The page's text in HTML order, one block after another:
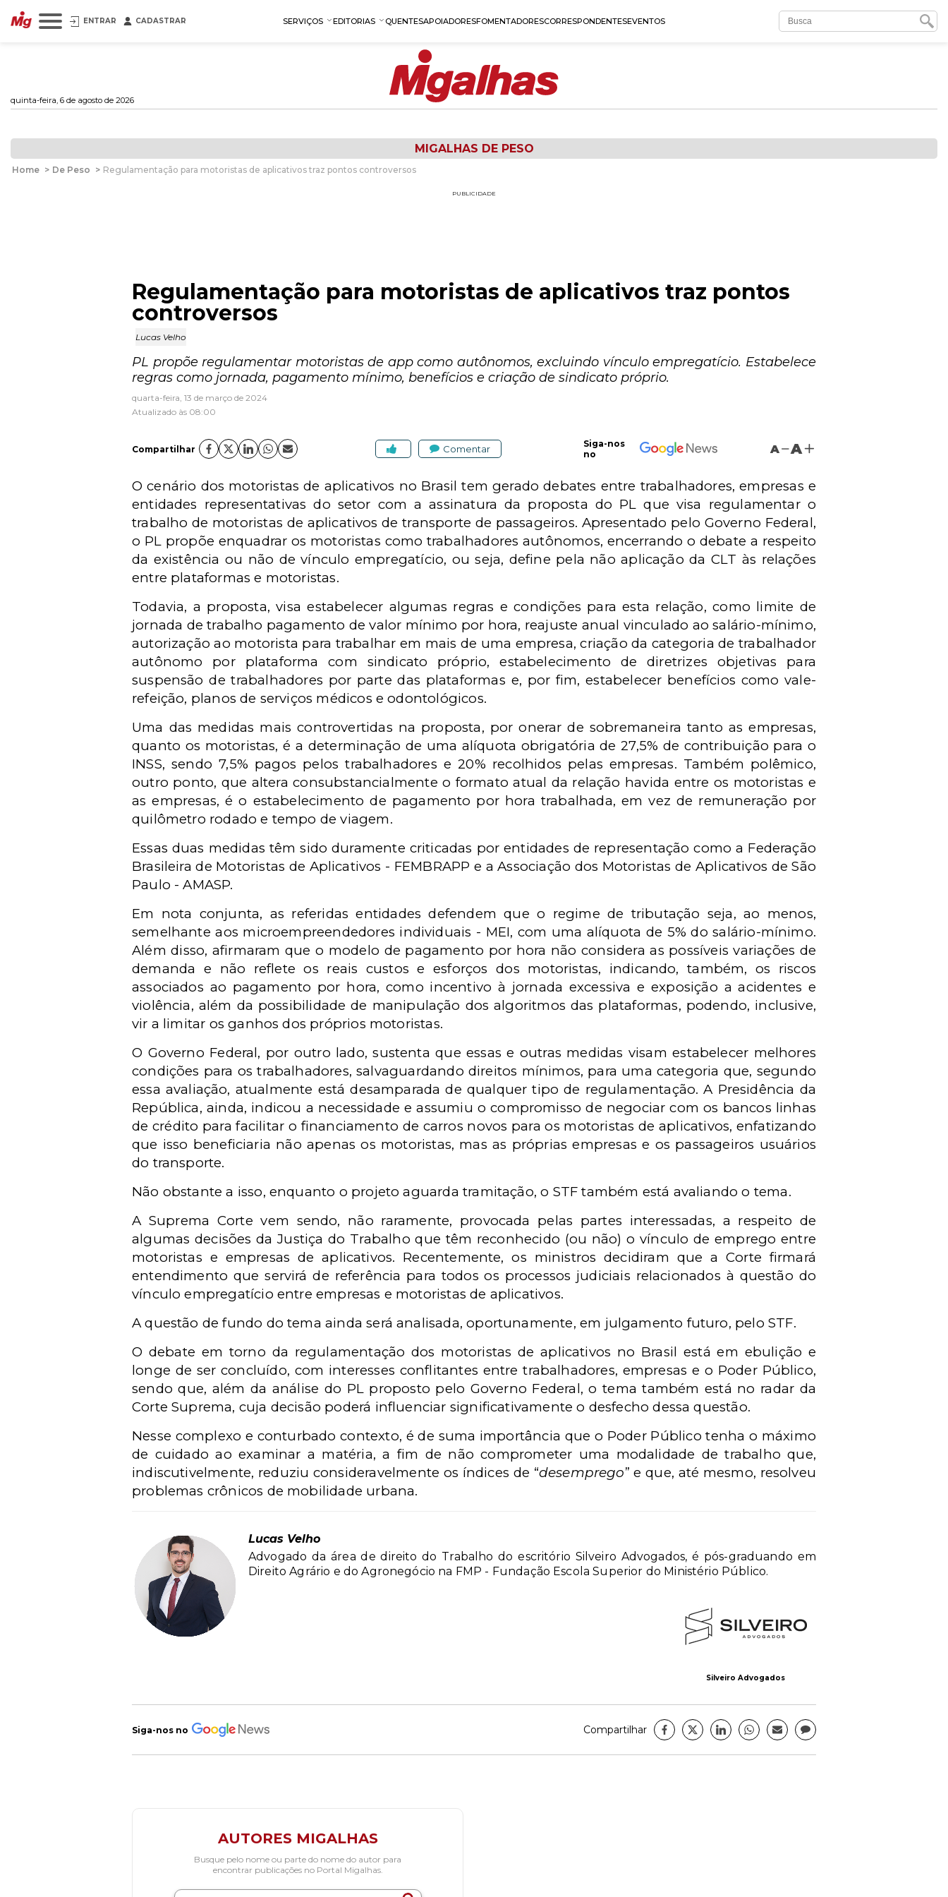
ENTRAR CADASTRAR SERVIÇOS EDITORIAS QUENTESAPOIADORESFOMENTADORESCORRESPONDENTESEVENTOS
quinta-feira, 6 de agosto de 2026
MIGALHAS DE PESO
Home > De Peso > Regulamentação para motoristas de aplicativos traz pontos controversos
PUBLICIDADE
Regulamentação para motoristas de aplicativos traz pontos
controversos
Lucas Velho
PL propõe regulamentar motoristas de app como autônomos, excluindo vínculo empregatício. Estabelece
regras como jornada, pagamento mínimo, benefícios e criação de sindicato próprio.
quarta-feira, 13 de março de 2024
Atualizado às 08:00
Compartilhar Comentar
Siga-nos
no
A A
O cenário dos motoristas de aplicativos no Brasil tem gerado debates entre trabalhadores, empresas e
entidades representativas do setor com a assinatura da proposta do PL que visa regulamentar o
trabalho de motoristas de aplicativos de transporte de passageiros. Apresentado pelo Governo Federal,
o PL propõe enquadrar os motoristas como trabalhadores autônomos, encerrando o debate a respeito
da existência ou não de vínculo empregatício, ou seja, define pela não aplicação da CLT às relações
entre plataformas e motoristas.
Todavia, a proposta, visa estabelecer algumas regras e condições para esta relação, como limite de
jornada de trabalho pagamento de valor mínimo por hora, reajuste anual vinculado ao salário-mínimo,
autorização ao motorista para trabalhar em mais de uma empresa, criação da categoria de trabalhador
autônomo por plataforma com sindicato próprio, estabelecimento de diretrizes objetivas para
suspensão de trabalhadores por parte das plataformas e, por fim, estabelecer benefícios como vale-
refeição, planos de serviços médicos e odontológicos.
Uma das medidas mais controvertidas na proposta, por onerar de sobremaneira tanto as empresas,
quanto os motoristas, é a determinação de uma alíquota obrigatória de 27,5% de contribuição para o
INSS, sendo 7,5% pagos pelos trabalhadores e 20% recolhidos pelas empresas. Também polêmico,
outro ponto, que altera consubstancialmente o formato atual da relação havida entre os motoristas e
as empresas, é o estabelecimento de pagamento por hora trabalhada, em vez de remuneração por
quilômetro rodado e tempo de viagem.
Essas duas medidas têm sido duramente criticadas por entidades de representação como a Federação
Brasileira de Motoristas de Aplicativos - FEMBRAPP e a Associação dos Motoristas de Aplicativos de São
Paulo - AMASP.
Em nota conjunta, as referidas entidades defendem que o regime de tributação seja, ao menos,
semelhante aos microempreendedores individuais - MEI, com uma alíquota de 5% do salário-mínimo.
Além disso, afirmaram que o modelo de pagamento por hora não considera as possíveis variações de
demanda e não reflete os reais custos e esforços dos motoristas, indicando, também, os riscos
associados ao pagamento por hora, como incentivo à jornada excessiva e exposição a acidentes e
violência, além da possibilidade de manipulação dos algoritmos das plataformas, podendo, inclusive,
vir a limitar os ganhos dos próprios motoristas.
O Governo Federal, por outro lado, sustenta que essas e outras medidas visam estabelecer melhores
condições para os trabalhadores, salvaguardando direitos mínimos, para uma categoria que, segundo
essa avaliação, atualmente está desamparada de qualquer tipo de regulamentação. A Presidência da
República, ainda, indicou a necessidade e assumiu o compromisso de negociar com os bancos linhas
de crédito para facilitar o financiamento de carros novos para os motoristas de aplicativos, enfatizando
que isso beneficiaria não apenas os motoristas, mas as próprias empresas e os passageiros usuários
do transporte.
Não obstante a isso, enquanto o projeto aguarda tramitação, o STF também está avaliando o tema.
A Suprema Corte vem sendo, não raramente, provocada pelas partes interessadas, a respeito de
algumas decisões da Justiça do Trabalho que têm reconhecido (ou não) o vínculo de emprego entre
motoristas e empresas de aplicativos. Recentemente, os ministros decidiram que a Corte firmará
entendimento que servirá de referência para todos os processos judiciais relacionados à questão do
vínculo empregatício entre empresas e motoristas de aplicativos.
A questão de fundo do tema ainda será analisada, oportunamente, em julgamento futuro, pelo STF.
O debate em torno da regulamentação dos motoristas de aplicativos no Brasil está em ebulição e
longe de ser concluído, com interesses conflitantes entre trabalhadores, empresas e o Poder Público,
sendo que, além da análise do PL proposto pelo Governo Federal, o tema também está no radar da
Corte Suprema, cuja decisão poderá influenciar significativamente o desfecho dessa questão.
Nesse complexo e conturbado contexto, é de suma importância que o Poder Público tenha o máximo
de cuidado ao examinar a matéria, a fim de não comprometer uma modalidade de trabalho que,
indiscutivelmente, reduziu consideravelmente os índices de “desemprego” e que, até mesmo, resolveu
problemas crônicos de mobilidade urbana.
Lucas Velho
Advogado da área de direito do Trabalho do escritório Silveiro Advogados, é pós-graduando em
Direito Agrário e do Agronegócio na FMP - Fundação Escola Superior do Ministério Público.
Silveiro Advogados
Siga-nos no Compartilhar
AUTORES MIGALHAS
Busque pelo nome ou parte do nome do autor para
encontrar publicações no Portal Migalhas.